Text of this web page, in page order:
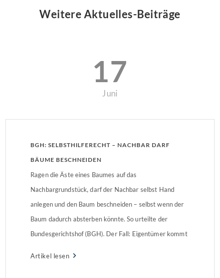
Weitere Aktuelles-Beiträge
17
Juni
BGH: SELBSTHILFERECHT – NACHBAR DARF
BÄUME BESCHNEIDEN
Ragen die Äste eines Baumes auf das
Nachbargrundstück, darf der Nachbar selbst Hand
anlegen und den Baum beschneiden – selbst wenn der
Baum dadurch absterben könnte. So urteilte der
Bundesgerichtshof (BGH). Der Fall: Eigentümer kommt
Artikel lesen